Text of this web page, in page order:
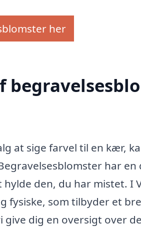
her
at sige farvel til en kær,
har
den, du har mistet. I
fysiske, som tilbyder et
give dig en oversigt over